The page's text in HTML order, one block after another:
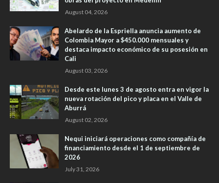
August 04, 2026
Abelardo de la Espriella anuncia aumento de
Colombia Mayor a $450.000 mensuales y
destaca impacto económico de su posesión en
Cali
August 03, 2026
Desde este lunes 3 de agosto entra en vigor la
nueva rotación del pico y placa en el Valle de
Aburrá
August 02, 2026
Nequi iniciará operaciones como compañía de
financiamiento desde el 1 de septiembre de
2026
July 31, 2026